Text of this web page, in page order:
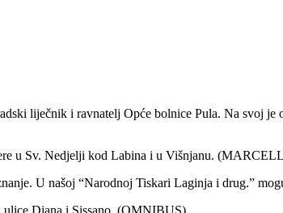
liječnik i ravnatelj Opće bolnice Pula. Na svoj
u Sv. Nedjelji kod Labina i u Višnjanu.
U našoj “Narodnoj Tiskari Laginja i drug.”
ulice Diana i Sissano. (OMNIBUS)